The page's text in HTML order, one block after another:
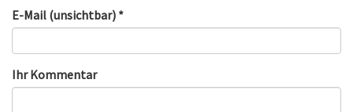
E-Mail (unsichtbar) *
Ihr Kommentar